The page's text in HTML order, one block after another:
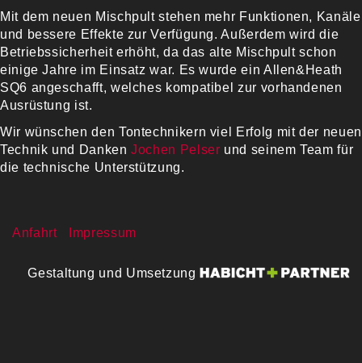
Mit dem neuen Mischpult stehen mehr Funktionen, Kanäle
und bessere Effekte zur Verfügung. Außerdem wird die
Betriebssicherheit erhöht, da das alte Mischpult schon
einige Jahre im Einsatz war. Es wurde ein Allen&Heath
SQ6 angeschafft, welches kompatibel zur vorhandenen
Ausrüstung ist.
Wir wünschen den Tontechnikern viel Erfolg mit der neuen
Technik und DankenJochen Pelser und seinem Team für
die technische Unterstützung.
Anfahrt Impressum
Gestaltung und Umsetzung